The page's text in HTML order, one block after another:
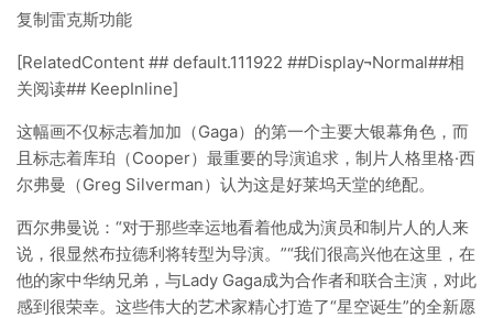
复制雷克斯功能
[RelatedContent ## default.111922 ##Display¬Normal##相
关阅读## KeepInline]
这幅画不仅标志着加加（Gaga）的第一个主要大银幕角色，而
且标志着库珀（Cooper）最重要的导演追求，制片人格里格·西
尔弗曼（Greg Silverman）认为这是好莱坞天堂的绝配。
西尔弗曼说：“对于那些幸运地看着他成为演员和制片人的人来
说，很显然布拉德利将转型为导演。”“我们很高兴他在这里，在
他的家中华纳兄弟，与Lady Gaga成为合作者和联合主演，对此
感到很荣幸。这些伟大的艺术家精心打造了“星空诞生”的全新愿